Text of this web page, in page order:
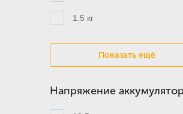
1.5 кг
Показать ещё
Напряжение